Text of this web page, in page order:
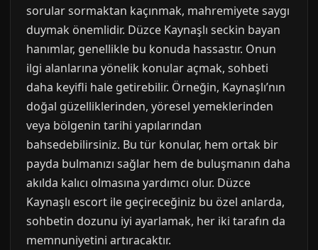
sorular sormaktan kaçınmak, mahremiyete saygı
duymak önemlidir. Düzce Kaynaşlı seckin bayan
hanımlar, genellikle bu konuda hassastır. Onun
ilgi alanlarına yönelik konular açmak, sohbeti
daha keyifli hale getirebilir. Örneğin, Kaynaşlı’nın
doğal güzelliklerinden, yöresel yemeklerinden
veya bölgenin tarihi yapılarından
bahsedebilirsiniz. Bu tür konular, hem ortak bir
payda bulmanızı sağlar hem de buluşmanın daha
akılda kalıcı olmasına yardımcı olur. Düzce
Kaynaşlı escort ile geçireceğiniz bu özel anlarda,
sohbetin dozunu iyi ayarlamak, her iki tarafın da
memnuniyetini artıracaktır.